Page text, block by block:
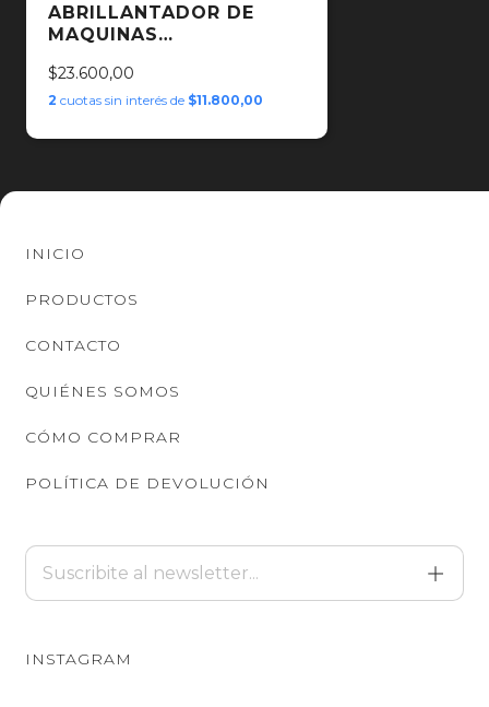
ABRILLANTADOR DE
MAQUINAS
$23.600,00
2 cuotas sin interés de $11.800,00
INICIO
PRODUCTOS
CONTACTO
QUIÉNES SOMOS
CÓMO COMPRAR
POLÍTICA DE DEVOLUCIÓN
INSTAGRAM